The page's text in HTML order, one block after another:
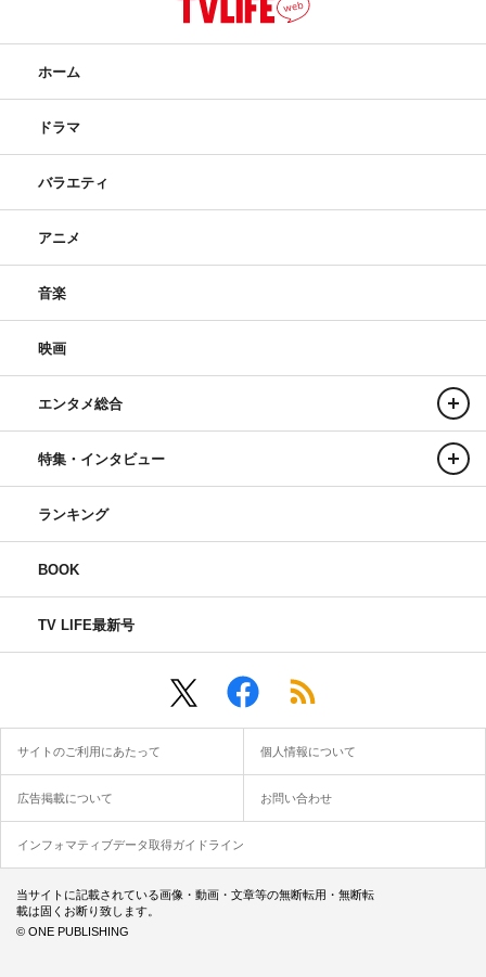
ホーム
ドラマ
バラエティ
アニメ
音楽
映画
エンタメ総合
特集・インタビュー
ランキング
BOOK
TV LIFE最新号
サイトのご利用にあたって 個人情報について
広告掲載について お問い合わせ
インフォマティブデータ取得ガイドライン
当サイトに記載されている画像・動画・文章等の無断転用・無断転
載は固くお断り致します。
© ONE PUBLISHING